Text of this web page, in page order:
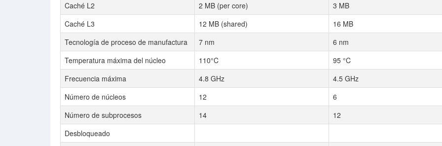
Caché L2
2 MB (per core)
3 MB
Caché L3
12 MB (shared)
16 MB
Tecnología de proceso de manufactura
7 nm
6 nm
Temperatura máxima del núcleo
110°C
95 °C
Frecuencia máxima
4.8 GHz
4.5 GHz
Número de núcleos
12
6
Número de subprocesos
14
12
Desbloqueado